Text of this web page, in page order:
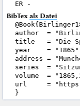
BibTex als Datei
author  =
title   = "Die
year    =
address =
series  =
volume  =
url     = "https://